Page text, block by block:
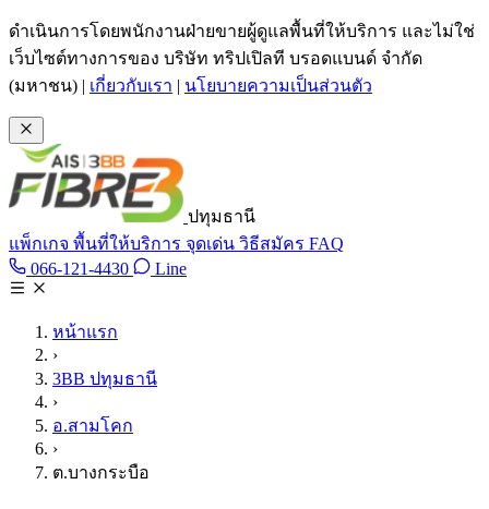
ข้ามไปเนื้อหาหลัก
ดำเนินการโดยพนักงานฝ่ายขายผู้ดูแลพื้นที่ให้บริการ และไม่ใช่
เว็บไซต์ทางการของ บริษัท ทริปเปิลที บรอดแบนด์ จำกัด
(มหาชน) | เกี่ยวกับเรา | นโยบายความเป็นส่วนตัว
ปทุมธานี
แพ็กเกจ พื้นที่ให้บริการ จุดเด่น วิธีสมัคร FAQ
066-121-4430 โทร 066-121-4430
LineLine @tan3bb
หน้าแรก
›
3BB ปทุมธานี
›
อ.สามโคก
›
ต.บางกระบือ